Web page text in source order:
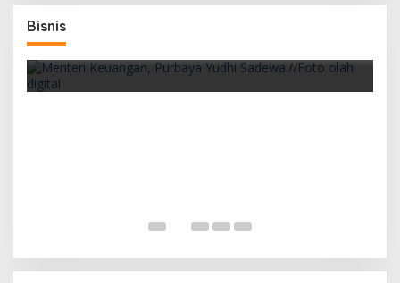
Bisnis
Pemerintah Siapkan PFII sebagai Pusat
Finansial
Legislator Pandeglang Gelar Nobar Final